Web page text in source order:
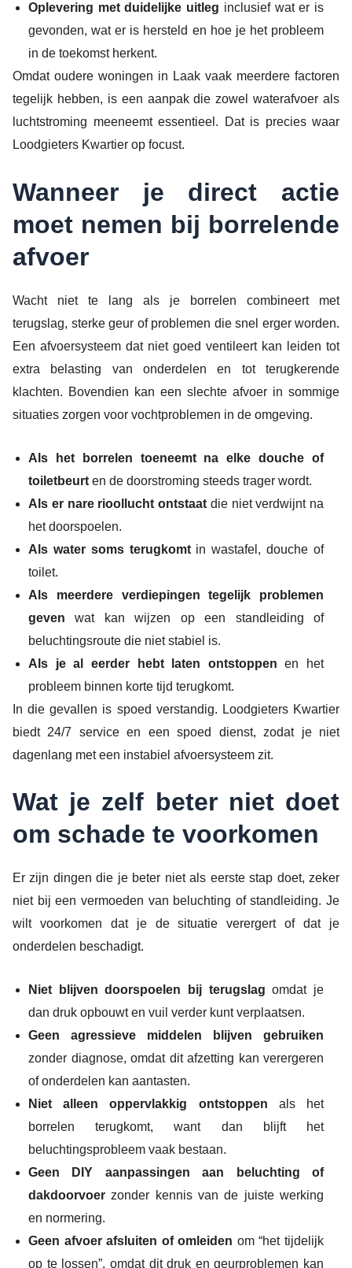
Oplevering met duidelijke uitleg inclusief wat er is
gevonden, wat er is hersteld en hoe je het probleem
in de toekomst herkent.
Omdat oudere woningen in Laak vaak meerdere factoren
tegelijk hebben, is een aanpak die zowel waterafvoer als
luchtstroming meeneemt essentieel. Dat is precies waar
Loodgieters Kwartier op focust.
Wanneer je direct actie
moet nemen bij borrelende
afvoer
Wacht niet te lang als je borrelen combineert met
terugslag, sterke geur of problemen die snel erger worden.
Een afvoersysteem dat niet goed ventileert kan leiden tot
extra belasting van onderdelen en tot terugkerende
klachten. Bovendien kan een slechte afvoer in sommige
situaties zorgen voor vochtproblemen in de omgeving.
Als het borrelen toeneemt na elke douche of
toiletbeurt en de doorstroming steeds trager wordt.
Als er nare rioollucht ontstaat die niet verdwijnt na
het doorspoelen.
Als water soms terugkomtin wastafel, douche of
toilet.
Als meerdere verdiepingen tegelijk problemen
geven wat kan wijzen op een standleiding of
beluchtingsroute die niet stabiel is.
Als je al eerder hebt laten ontstoppen en het
probleem binnen korte tijd terugkomt.
In die gevallen is spoed verstandig. Loodgieters Kwartier
biedt 24/7 service en een spoed dienst, zodat je niet
dagenlang met een instabiel afvoersysteem zit.
Wat je zelf beter niet doet
om schade te voorkomen
Er zijn dingen die je beter niet als eerste stap doet, zeker
niet bij een vermoeden van beluchting of standleiding. Je
wilt voorkomen dat je de situatie verergert of dat je
onderdelen beschadigt.
Niet blijven doorspoelen bij terugslag omdat je
dan druk opbouwt en vuil verder kunt verplaatsen.
Geen agressieve middelen blijven gebruiken
zonder diagnose, omdat dit afzetting kan verergeren
of onderdelen kan aantasten.
Niet alleen oppervlakkig ontstoppen als het
borrelen terugkomt, want dan blijft het
beluchtingsprobleem vaak bestaan.
Geen DIY aanpassingen aan beluchting of
dakdoorvoer zonder kennis van de juiste werking
en normering.
Geen afvoer afsluiten of omleiden om “het tijdelijk
op te lossen”, omdat dit druk en geurproblemen kan